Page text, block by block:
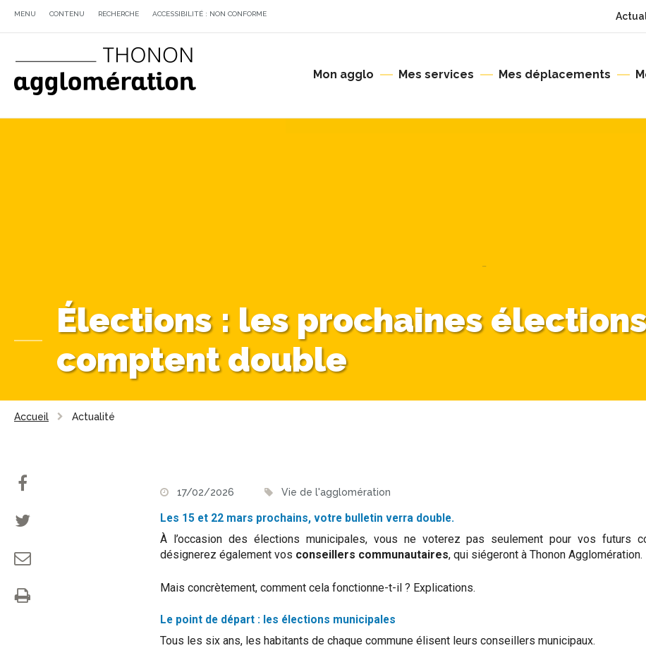
MENU CONTENU RECHERCHE ACCESSIBILITÉ : NON CONFORME
Mon agglo Mes services Mes déplacements
Élections : les prochaines
comptent double
Accueil Actualité
17/02/2026 Vie de l'agglomération
Les 15 et 22 mars prochains, votre bulletin verra double.
À l’occasion des élections municipales, vous ne voterez pas seulement pour vos futurs
désignerez également vos conseillers communautaires, qui siégeront à Thonon Agglomération.
Mais concrètement, comment cela fonctionne-t-il ? Explications.
Le point de départ : les élections municipales
Tous les six ans, les habitants de chaque commune élisent leurs conseillers municipaux.